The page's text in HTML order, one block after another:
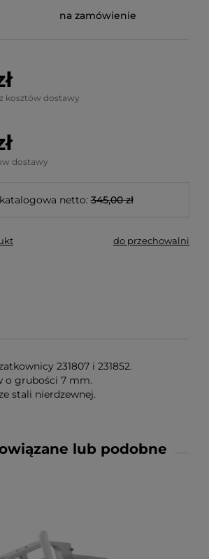
na zamówienie
kosztów dostawy
dostawy
netto: 345,00 zł
do przechowalni
231807 i 231852.
o grubości 7 mm.
stali nierdzewnej.
lub podobne